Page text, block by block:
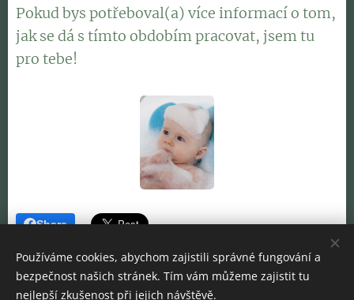
Pokud bys potřeboval(a) více informací o tom,
jak se dá s tímto obdobím pracovat, jsem tu
pro tebe! 💛
Share
Používáme cookies, abychom zajistili správné fungování a
bezpečnost našich stránek. Tím vám můžeme zajistit tu
nejlepší zkušenost při jejich návštěvě.